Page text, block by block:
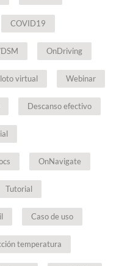
COVID19
OnDriving
virtual Webinar
Descanso efectivo
OnNavigate
Tutorial
Caso de uso
temperatura